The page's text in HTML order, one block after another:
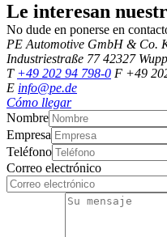
Le interesan
No dude en ponerse en
PE Automotive GmbH & Co.
Industriestraße 77 42327
T +49 202 94 798-0 F +49
E info@pe.de
Cómo llegar
Nombre
Empresa
Teléfono
Correo electrónico